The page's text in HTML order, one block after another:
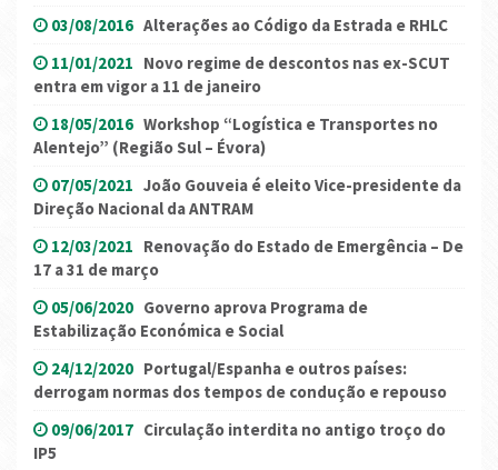
03/08/2016 Alterações ao Código da Estrada e RHLC
11/01/2021 Novo regime de descontos nas ex-SCUT
entra em vigor a 11 de janeiro
18/05/2016 Workshop “Logística e Transportes no
Alentejo” (Região Sul – Évora)
07/05/2021 João Gouveia é eleito Vice-presidente da
Direção Nacional da ANTRAM
12/03/2021 Renovação do Estado de Emergência – De
17 a 31 de março
05/06/2020 Governo aprova Programa de
Estabilização Económica e Social
24/12/2020 Portugal/Espanha e outros países:
derrogam normas dos tempos de condução e repouso
09/06/2017 Circulação interdita no antigo troço do
IP5